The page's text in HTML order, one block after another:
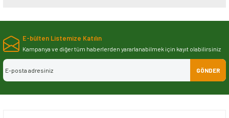
Bu ürünün fiyat bilgisi, resim, ürün açıklamalarında ve diğer konularda
iletebilirsiniz.
Görüş ve önerileriniz için teşekkür ederiz.
Ürün resmi kalitesiz, bozuk veya görüntülenemiyor.
E-bülten Listemize Katılın
Kampanya ve diğer tüm haberlerden yararlanabilmek için kayıt olabilirsiniz
GÖNDER